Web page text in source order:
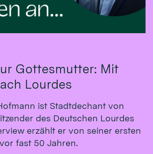
Gottesmutter: Mit
Lourdes
ist Stadtdechant von
des Deutschen Lourdes
erzählt er von seiner ersten
fast 50 Jahren.